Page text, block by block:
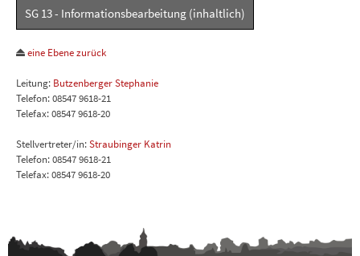
SG 13 - Informationsbearbeitung (inhaltlich)
eine Ebene zurück
Leitung: Butzenberger Stephanie
Telefon: 08547 9618-21
Telefax: 08547 9618-20
Stellvertreter/in:Straubinger Katrin
Telefon: 08547 9618-21
Telefax: 08547 9618-20